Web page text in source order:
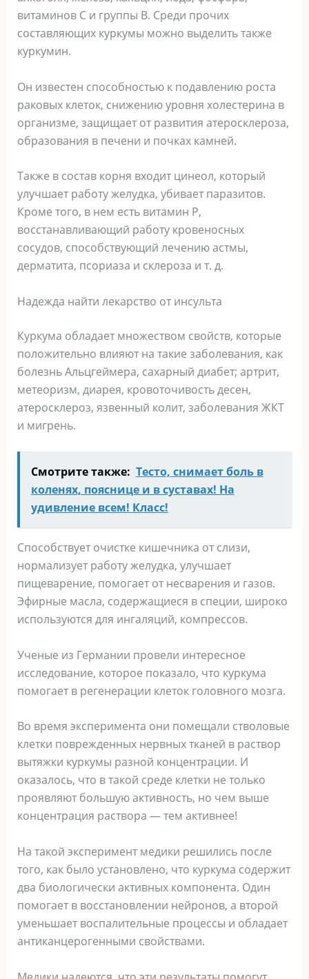
витаминов С и группы В. Среди прочих
составляющих куркумы можно выделить также
куркумин.
Он известен способностью к подавлению роста
раковых клеток, снижению уровня холестерина в
организме, защищает от развития атеросклероза,
образования в печени и почках камней.
Также в состав корня входит цинеол, который
улучшает работу желудка, убивает паразитов.
Кроме того, в нем есть витамин Р,
восстанавливающий работу кровеносных
сосудов, способствующий лечению астмы,
дерматита, псориаза и склероза и т. д.
Надежда найти лекарство от инсульта
Куркума обладает множеством свойств, которые
положительно влияют на такие заболевания, как
болезнь Альцгеймера, сахарный диабет; артрит,
метеоризм, диарея, кровоточивость десен,
атеросклероз, язвенный колит, заболевания ЖКТ
и мигрень.
Смотрите также: Тесто, снимает боль в
коленях, пояснице и в суставах! На
удивление всем! Класс!
Способствует очистке кишечника от слизи,
нормализует работу желудка, улучшает
пищеварение, помогает от несварения и газов.
Эфирные масла, содержащиеся в специи, широко
используются для ингаляций, компрессов.
Ученые из Германии провели интересное
исследование, которое показало, что куркума
помогает в регенерации клеток головного мозга.
Во время эксперимента они помещали стволовые
клетки поврежденных нервных тканей в раствор
вытяжки куркумы разной концентрации. И
оказалось, что в такой среде клетки не только
проявляют большую активность, но чем выше
концентрация раствора — тем активнее!
На такой эксперимент медики решились после
того, как было установлено, что куркума содержит
два биологически активных компонента. Один
помогает в восстановлении нейронов, а второй
уменьшает воспалительные процессы и обладает
антиканцерогенными свойствами.